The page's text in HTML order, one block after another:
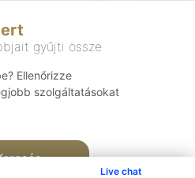
Live chat
gyűjti össze
Ellenőrizze
szolgáltatásokat